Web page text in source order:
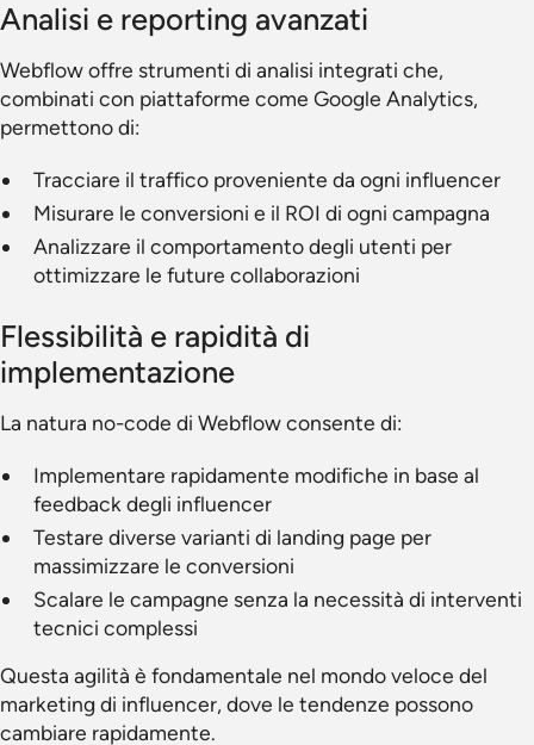
Analisi e reporting avanzati
Webflow offre strumenti di analisi integrati che,
combinati con piattaforme come Google Analytics,
permettono di:
Tracciare il traffico proveniente da ogni influencer
Misurare le conversioni e il ROI di ogni campagna
Analizzare il comportamento degli utenti per
ottimizzare le future collaborazioni
Flessibilità e rapidità di
implementazione
La natura no-code di Webflow consente di:
Implementare rapidamente modifiche in base al
feedback degli influencer
Testare diverse varianti di landing page per
massimizzare le conversioni
Scalare le campagne senza la necessità di interventi
tecnici complessi
Questa agilità è fondamentale nel mondo veloce del
marketing di influencer, dove le tendenze possono
cambiare rapidamente.